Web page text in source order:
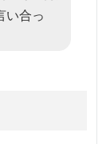
い合っ